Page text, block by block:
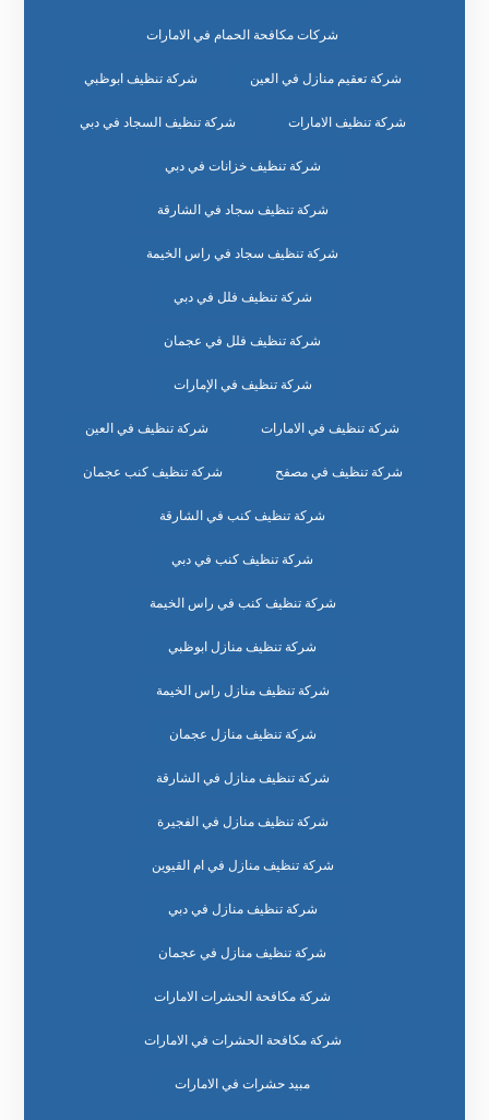
شركات مكافحة الحمام في الامارات
شركة تعقيم منازل في العين شركة تنظيف ابوظبي
شركة تنظيف الامارات شركة تنظيف السجاد في دبي
شركة تنظيف خزانات في دبي
شركة تنظيف سجاد في الشارقة
شركة تنظيف سجاد في راس الخيمة
شركة تنظيف فلل في دبي
شركة تنظيف فلل في عجمان
شركة تنظيف في الإمارات
شركة تنظيف في الامارات شركة تنظيف في العين
شركة تنظيف في مصفح شركة تنظيف كنب عجمان
شركة تنظيف كنب في الشارقة
شركة تنظيف كنب في دبي
شركة تنظيف كنب في راس الخيمة
شركة تنظيف منازل ابوظبي
شركة تنظيف منازل راس الخيمة
شركة تنظيف منازل عجمان
شركة تنظيف منازل في الشارقة
شركة تنظيف منازل في الفجيرة
شركة تنظيف منازل في ام القيوين
شركة تنظيف منازل في دبي
شركة تنظيف منازل في عجمان
شركة مكافحة الحشرات الامارات
شركة مكافحة الحشرات في الامارات
مبيد حشرات في الامارات